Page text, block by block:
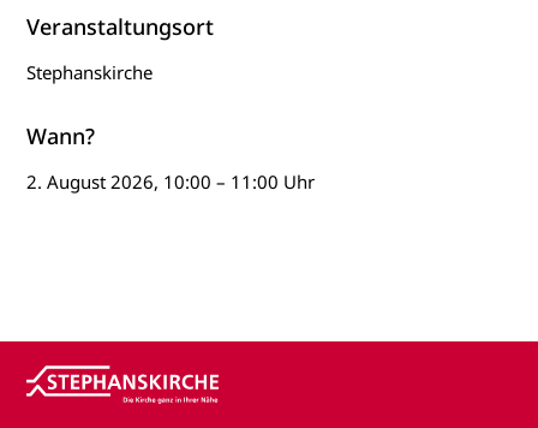
Veranstaltungsort
Stephanskirche
Wann?
2. August 2026, 10:00 – 11:00 Uhr